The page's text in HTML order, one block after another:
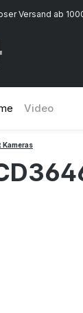
Versand ab
Video
Kameras